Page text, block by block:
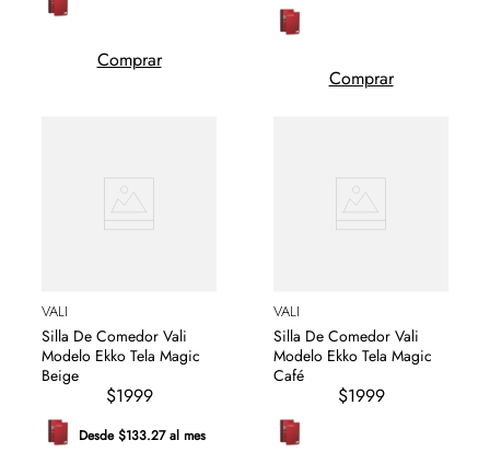
Comprar
Comprar
VALI
Silla De Comedor Vali
Modelo Ekko Tela Magic
Beige
$1999
Desde $133.27 al mes
VALI
Silla De Comedor Vali
Modelo Ekko Tela Magic
Café
$1999